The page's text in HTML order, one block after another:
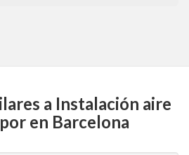
a Instalación aire
en Barcelona